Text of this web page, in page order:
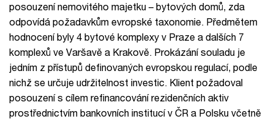
posouzení nemovitého majetku – bytových domů, zda
odpovídá požadavkům evropské taxonomie. Předmětem
hodnocení byly 4 bytové komplexy v Praze a dalších 7
komplexů ve Varšavě a Krakově. Prokázání souladu je
jedním z přístupů definovaných evropskou regulací, podle
nichž se určuje udržitelnost investic. Klient požadoval
posouzení s cílem refinancování rezidenčních aktiv
prostřednictvím bankovních institucí v ČR a Polsku včetně